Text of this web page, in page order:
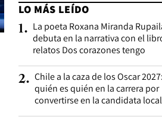
LO MÁS LEÍDO
1. La poeta Roxana Miranda
debuta en la narrativa con el
relatos Dos corazones tengo
2. Chile a la caza de los Oscar 2027:
quién es quién en la carrera por
convertirse en la candidata local